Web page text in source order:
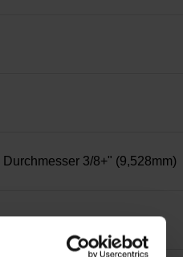
3/8+" (9,528mm)